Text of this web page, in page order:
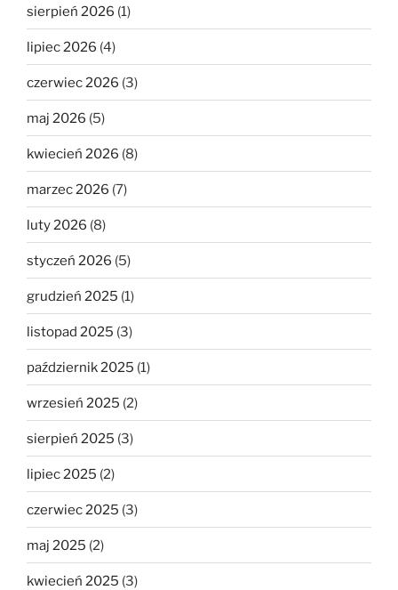
sierpień 2026 (1)
lipiec 2026 (4)
czerwiec 2026 (3)
maj 2026 (5)
kwiecień 2026 (8)
marzec 2026 (7)
luty 2026 (8)
styczeń 2026 (5)
grudzień 2025 (1)
listopad 2025 (3)
październik 2025 (1)
wrzesień 2025 (2)
sierpień 2025 (3)
lipiec 2025 (2)
czerwiec 2025 (3)
maj 2025 (2)
kwiecień 2025 (3)